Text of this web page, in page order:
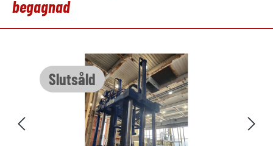
begagnad
Slutsåld
Hoppa över bildgalleri